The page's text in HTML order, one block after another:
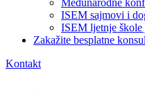
Međunarodne
ISEM sajmovi i
ISEM ljetnje škole
Zakažite besplatne
Kontakt